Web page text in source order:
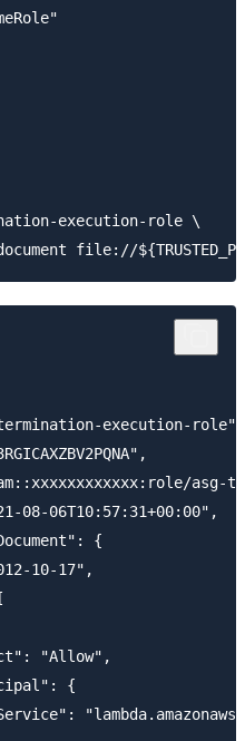
execution-role \
execution-role",
asg-
08-06T10:57:31+00:00",
{
10-17",
"Allow",
{